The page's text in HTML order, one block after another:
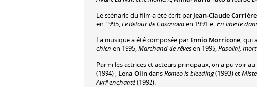
Le scénario du film a été écrit par Jean-Claude Carrière
en 1995,Le Retour de Casanovaen 1991 etEn liberté
La musique a été composée par Ennio Morricone, qui
chien en 1995,Marchand de rêvesen 1995,Pasolini,
Parmi les actrices et acteurs principaux, on a pu voir au
(1994) ; Lena OlindansRomeo is bleeding(1993) et
Avril enchanté(1992).